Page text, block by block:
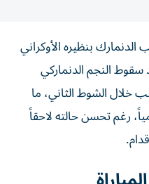
بنظيره الأوكراني
النجم الدنماركي
خلال الشوط الثاني، ما
رغم تحسن حالته لاحقاً